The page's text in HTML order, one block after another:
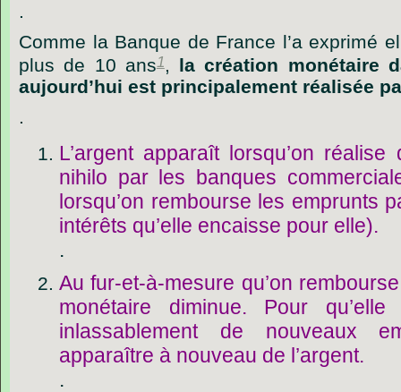
.
Comme la Banque de France l’a exprimé
plus de 10 ans1, la création monétaire
aujourd’hui est principalement réalisée
.
L’argent apparaît lorsqu’on
nihilo par les banques
lorsqu’on rembourse les emprunts
intérêts qu’elle encaisse pour elle).
.
Au fur-et-à-mesure qu’on
monétaire diminue. Pour
inlassablement de nouveaux
apparaître à nouveau de l’argent.
.